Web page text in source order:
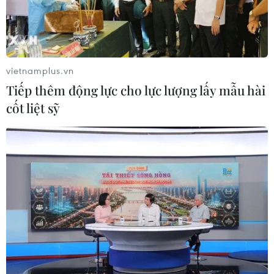
Ngân hàng trước làn sóng AI: Dữ liệu
là đòn bẩy, quản trị là chìa khóa
05/08/2026 09:25
Standard Chartered huy động thành
công khoản vay xã hội 721 triệu USD
cho HDBank
Tăng tốc giải ngân đầu tư công,
chấm dứt tâm lý trông chờ
05/08/2026 07:39
vietnamplus.vn
Tiếp thêm động lực cho lực lượng lấy mẫu hài
cốt liệt sỹ